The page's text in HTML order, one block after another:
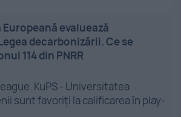
evaluează
decarbonizării. Ce se
114 din PNRR
KuPS - Universitatea
sunt favoriți la calificarea în play-